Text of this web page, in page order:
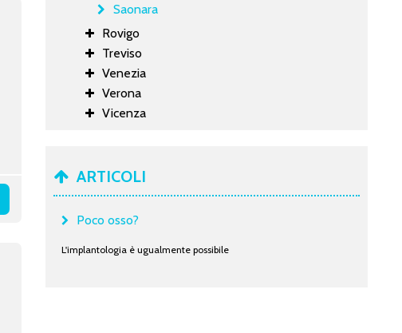
Saonara
Rovigo
Treviso
Venezia
Verona
Vicenza
ARTICOLI
Poco osso?
L'implantologia è ugualmente possibile